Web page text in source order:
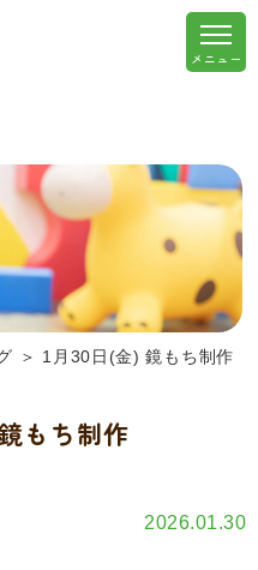
＞ 1月30日(金) 鏡もち制作
もち制作
2026.01.30